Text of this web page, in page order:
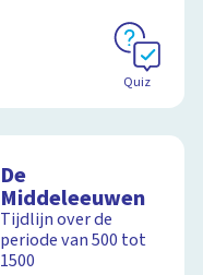
Quiz
De
Middeleeuwen
Tijdlijn over de
periode van 500 tot
1500